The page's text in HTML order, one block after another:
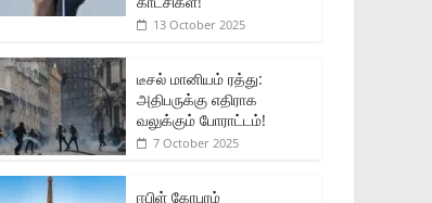
13 October 2025
டீசல் மானியம் ரத்து:
அதிபருக்கு எதிராக
வலுக்கும் போராட்டம்!
7 October 2025
ஈபிள் கோபுரம்